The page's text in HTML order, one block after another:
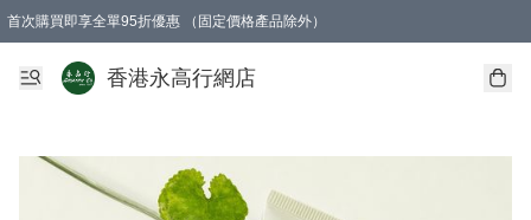
首次購買即享全單95折優惠 （固定價格產品除外）
澳門地區購物滿$800免運費
香港地區購物滿$600免運費
購買滿HK$1000即可免費獲得一個GEARLEX Small Ear Carabiner 2.0 扣環（贈品
香港永高行網店